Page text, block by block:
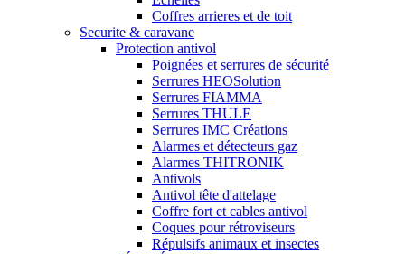
Coffres arrieres et de toit
Securite & caravane
Protection antivol
Poignées et serrures de sécurité
Serrures HEOSolution
Serrures FIAMMA
Serrures THULE
Serrures IMC Créations
Alarmes et détecteurs gaz
Alarmes THITRONIK
Antivols
Antivol tête d'attelage
Coffre fort et cables antivol
Coques pour rétroviseurs
Répulsifs animaux et insectes